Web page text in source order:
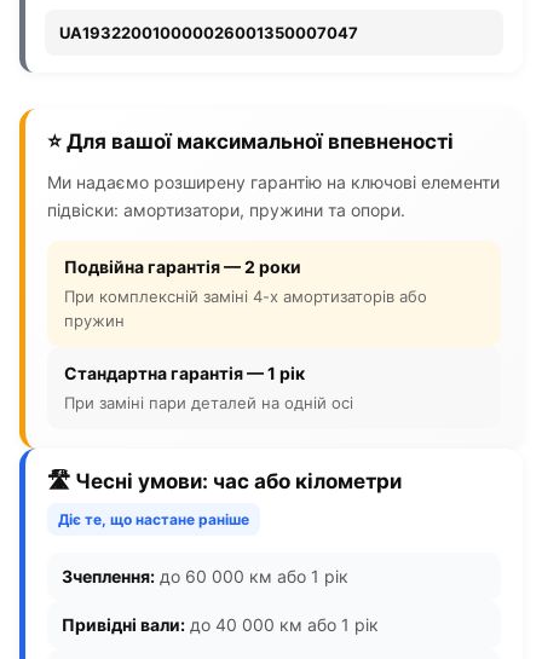
UA193220010000026001350007047
⭐ Для вашої максимальної впевненості
Ми надаємо розширену гарантію на ключові елементи
підвіски: амортизатори, пружини та опори.
Подвійна гарантія — 2 роки
При комплексній заміні 4-х амортизаторів або
пружин
Стандартна гарантія — 1 рік
При заміні пари деталей на одній осі
🛣️ Чесні умови: час або кілометри
Діє те, що настане раніше
Зчеплення: до 60 000 км або 1 рік
Привідні вали: до 40 000 км або 1 рік